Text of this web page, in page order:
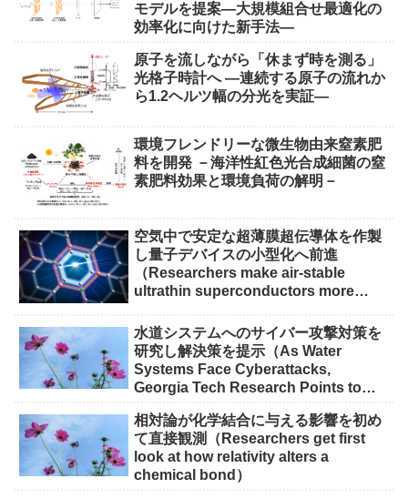
モデルを提案―大規模組合せ最適化の
効率化に向けた新手法―
原子を流しながら「休まず時を測る」
光格子時計へ ―連続する原子の流れか
ら1.2ヘルツ幅の分光を実証―
環境フレンドリーな微生物由来窒素肥
料を開発 －海洋性紅色光合成細菌の窒
素肥料効果と環境負荷の解明－
空気中で安定な超薄膜超伝導体を作製
し量子デバイスの小型化へ前進
（Researchers make air-stable
ultrathin superconductors more
水道システムへのサイバー攻撃対策を
研究し解決策を提示（As Water
Systems Face Cyberattacks,
Georgia Tech Research Points to
相対論が化学結合に与える影響を初め
て直接観測（Researchers get first
look at how relativity alters a
chemical bond）